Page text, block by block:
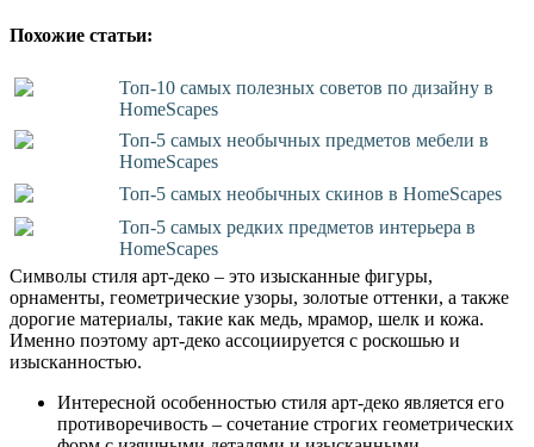
Похожие статьи:
Топ-10 самых полезных советов по дизайну в
HomeScapes
Топ-5 самых необычных предметов мебели в
HomeScapes
Топ-5 самых необычных скинов в HomeScapes
Топ-5 самых редких предметов интерьера в
HomeScapes
Символы стиля арт-деко – это изысканные фигуры,
орнаменты, геометрические узоры, золотые оттенки, а также
дорогие материалы, такие как медь, мрамор, шелк и кожа.
Именно поэтому арт-деко ассоциируется с роскошью и
изысканностью.
Интересной особенностью стиля арт-деко является его
противоречивость – сочетание строгих геометрических